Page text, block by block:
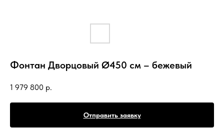
Фонтан Дворцовый Ø450 см – бежевый
1 979 800 р.
Отправить заявку